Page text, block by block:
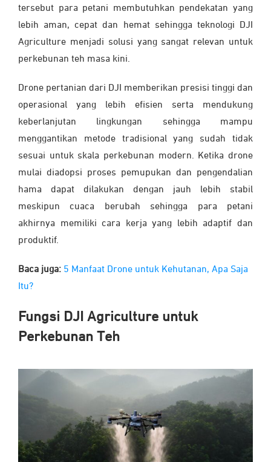
tersebut para petani membutuhkan pendekatan yang
lebih aman, cepat dan hemat sehingga teknologi DJI
Agriculture menjadi solusi yang sangat relevan untuk
perkebunan teh masa kini.
Drone pertanian dari DJI memberikan presisi tinggi dan
operasional yang lebih efisien serta mendukung
keberlanjutan lingkungan sehingga mampu
menggantikan metode tradisional yang sudah tidak
sesuai untuk skala perkebunan modern. Ketika drone
mulai diadopsi proses pemupukan dan pengendalian
hama dapat dilakukan dengan jauh lebih stabil
meskipun cuaca berubah sehingga para petani
akhirnya memiliki cara kerja yang lebih adaptif dan
produktif.
Baca juga: 5 Manfaat Drone untuk Kehutanan, Apa Saja
Itu?
Fungsi DJI Agriculture untuk
Perkebunan Teh